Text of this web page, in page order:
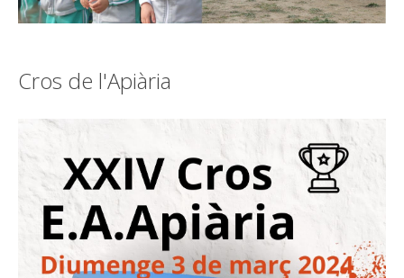
Cros de l'Apiària